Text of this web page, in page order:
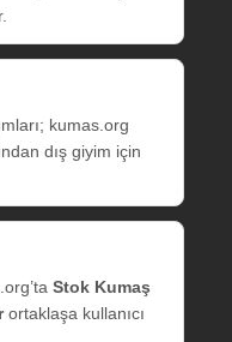
kumas.org
dış giyim için
Stok Kumaş
ortaklaşa kullanıcı